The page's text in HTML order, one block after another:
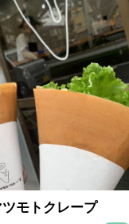
モトクレープ